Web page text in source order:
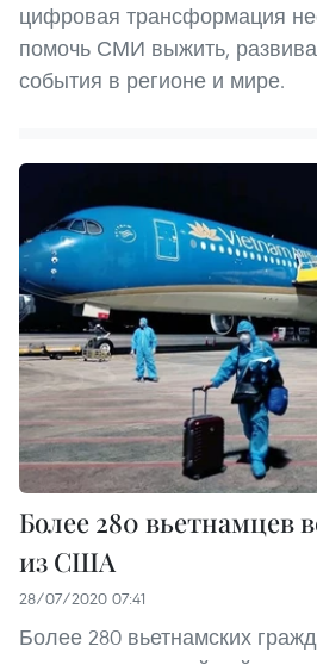
цифровая трансформация
помочь СМИ выжить,
события в регионе и мире.
Более 280 вьетнамцев
из США
28/07/2020 07:41
Более 280 вьетнамских